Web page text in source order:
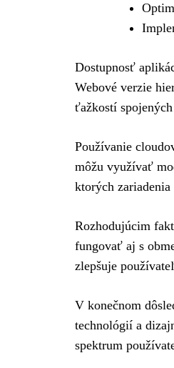
Dostupnosť
Webové verzie
ťažkostí
Používanie
môžu využívať
ktorých zariadenia
Rozhodujúcim
fungovať aj s
zlepšuje
V konečnom
technológií a
spektrum